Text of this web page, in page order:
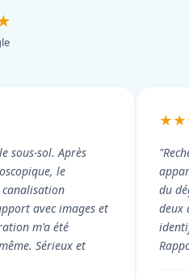
sous-sol. Après
le
canalisation
avec images et
m'a été
Sérieux et
du
deux